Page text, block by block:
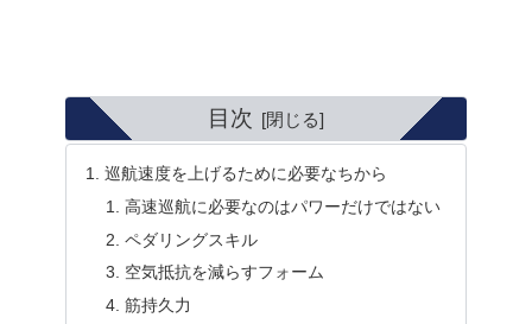
目次
巡航速度を上げるために必要なちから
高速巡航に必要なのはパワーだけではない
ペダリングスキル
空気抵抗を減らすフォーム
筋持久力